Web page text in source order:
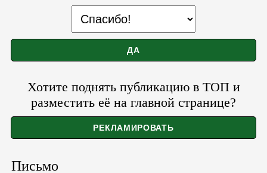
Хотите поднять публикацию в ТОП и
разместить её на главной странице?
Письмо